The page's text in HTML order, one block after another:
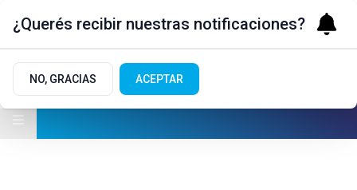
¿Querés recibir nuestras notificaciones?
NO, GRACIAS ACEPTAR